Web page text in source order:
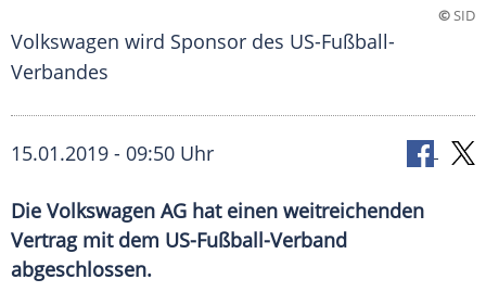
©SID
Volkswagen wird Sponsor des US-Fußball-
Verbandes
15.01.2019 - 09:50 Uhr
Die Volkswagen AG hat einen weitreichenden
Vertrag mit dem US-Fußball-Verband
abgeschlossen.